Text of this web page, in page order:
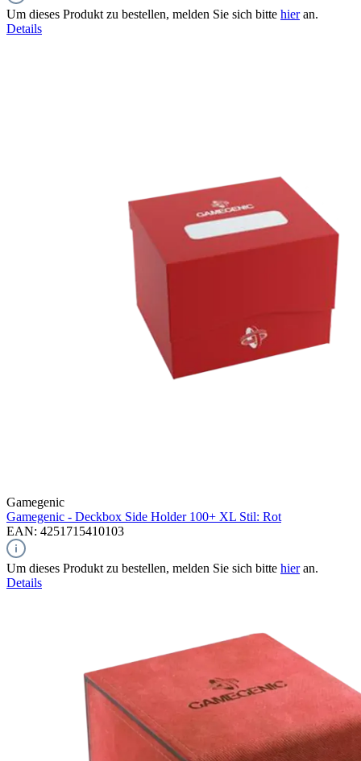
Um dieses Produkt zu bestellen, melden Sie sich bitte hieran.
Details
Gamegenic
Gamegenic - Deckbox Side Holder 100+ XL Stil: Rot
EAN: 4251715410103
Um dieses Produkt zu bestellen, melden Sie sich bitte hieran.
Details